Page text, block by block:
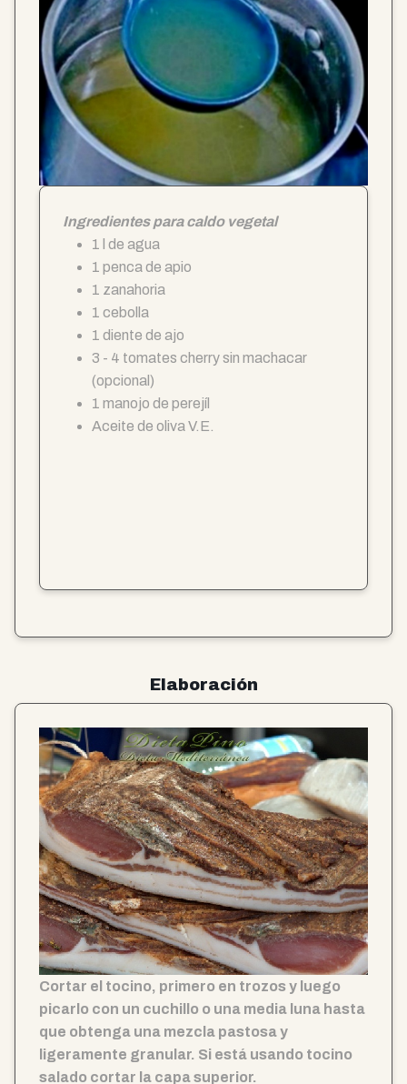
Ingredientes para caldo vegetal
1 l de agua
1 penca de apio
1 zanahoria
1 cebolla
1 diente de ajo
3 - 4 tomates cherry sin machacar
(opcional)
1 manojo de perejíl
Aceite de oliva V.E.
Elaboración
Cortar el tocino, primero en trozos y luego
picarlo con un cuchillo o una media luna hasta
que obtenga una mezcla pastosa y
ligeramente granular. Si está usando tocino
salado cortar la capa superior.